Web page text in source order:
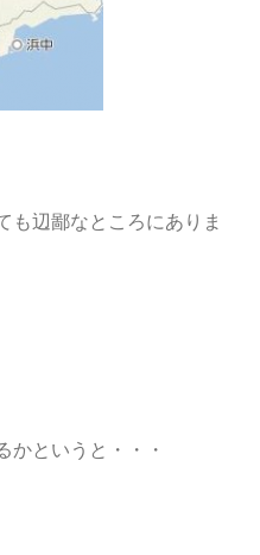
も辺鄙なところにありま
かというと・・・